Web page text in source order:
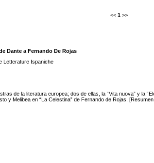
<< 1 >>
Dante a Fernando De Rojas
Letterature Ispaniche
de la literatura europea; dos de ellas, la “Vita nuova” y la
y Melibea en “La Celestina” de Fernando de Rojas.